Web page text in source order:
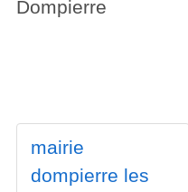
Dompierre
mairie
dompierre les